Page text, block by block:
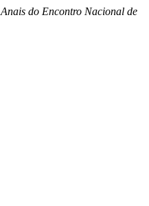
Anais do Encontro Nacional de